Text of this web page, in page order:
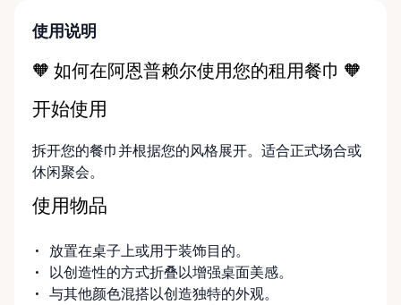
Valley for added convenience. At Ottawa Valley Event
moments that bring people together. We focus on
friendly local service to help make your event run
exactly what you’re looking for on our site, just
send us a message. We’re always happy to source
additional items or help you find the right solution
for your event. Local. Flexible. Reliable. That’s
Ottawa Valley Event Rentals — helping make special
moments even better across the Ottawa Valley.
使用说明
🧡 如何在阿恩普赖尔使用您的租用餐巾 🧡
开始使用
拆开您的餐巾并根据您的风格展开。适合正式场合或
休闲聚会。
使用物品
放置在桌子上或用于装饰目的。
以创造性的方式折叠以增强桌面美感。
与其他颜色混搭以创造独特的外观。